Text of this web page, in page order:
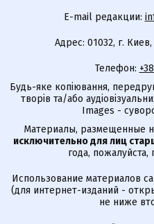
E-mail редакции:
Адрес: 01032, г.
Телефон:
Будь-яке копіювання,
творів та/або
Images -
Материалы, размещенные
исключительно для лиц
года, пожалуйста,
Использование материалов
(для интернет-изданий -
не ниже